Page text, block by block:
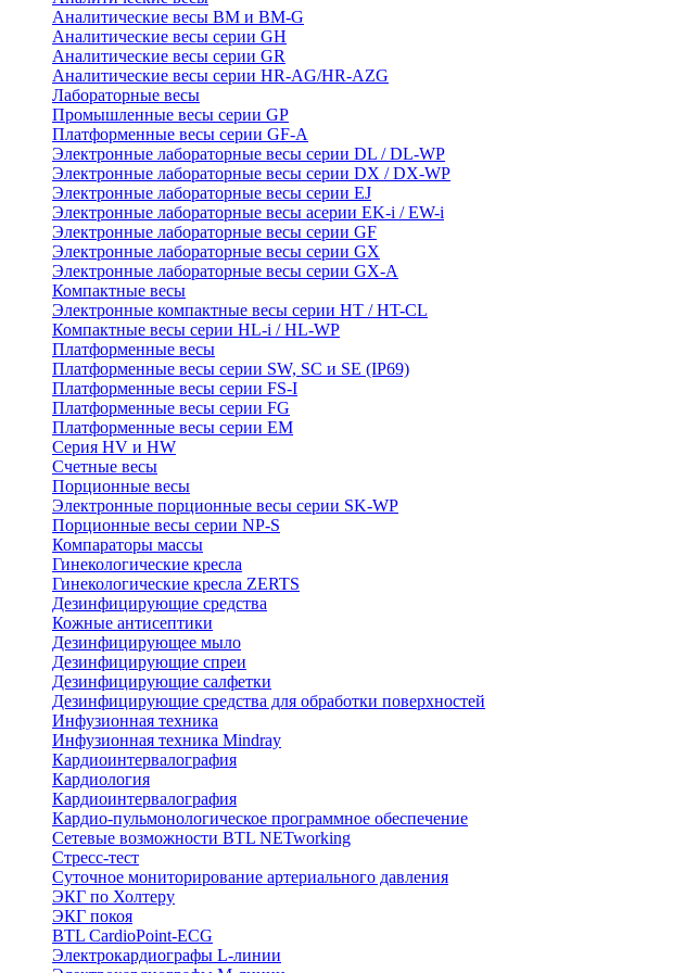
Аналитические весы BM и BM-G
Аналитические весы серии GH
Аналитические весы серии GR
Аналитические весы серии HR-AG/HR-AZG
Лабораторные весы
Промышленные весы серии GP
Платформенные весы серии GF-A
Электронные лабораторные весы серии DL / DL-WP
Электронные лабораторные весы серии DX / DX-WP
Электронные лабораторные весы серии EJ
Электронные лабораторные весы aсерии EK-i / EW-i
Электронные лабораторные весы серии GF
Электронные лабораторные весы серии GX
Электронные лабораторные весы серии GX-A
Компактные весы
Электронные компактные весы серии HT / HT-CL
Компактные весы серии HL-i / HL-WP
Платформенные весы
Платформенные весы серии SW, SC и SE (IP69)
Платформенные весы серии FS-I
Платформенные весы серии FG
Платформенные весы серии EM
Серия HV и HW
Счетные весы
Порционные весы
Электронные порционные весы серии SK-WP
Порционные весы серии NP-S
Компараторы массы
Гинекологические кресла
Гинекологические кресла ZERTS
Дезинфицирующие средства
Кожные антисептики
Дезинфицирующее мыло
Дезинфицирующие спреи
Дезинфицирующие салфетки
Дезинфицирующие средства для обработки поверхностей
Инфузионная техника
Инфузионная техника Mindray
Кардиоинтервалография
Кардиология
Кардиоинтервалография
Кардио-пульмонологическое программное обеспечение
Сетевые возможности BTL NETworking
Стресс-тест
Суточное мониторирование артериального давления
ЭКГ по Холтеру
ЭКГ покоя
BTL CardioPoint-ECG
Электрокардиографы L-линии